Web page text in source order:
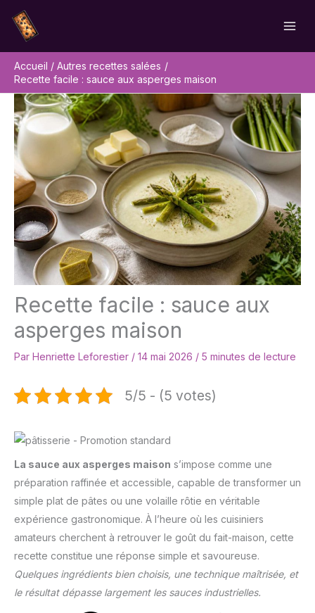
contenu
Accueil
Autres recettes salées
Recette facile : sauce aux asperges maison
Recette facile : sauce aux
asperges maison
Par Henriette Leforestier / 14 mai 2026 / 5 minutes de lecture
5/5 - (5 votes)
La sauce aux asperges maison s’impose comme une
préparation raffinée et accessible, capable de transformer un
simple plat de pâtes ou une volaille rôtie en véritable
expérience gastronomique. À l’heure où les cuisiniers
amateurs cherchent à retrouver le goût du fait-maison, cette
recette constitue une réponse simple et savoureuse.
Quelques ingrédients bien choisis, une technique maîtrisée, et
le résultat dépasse largement les sauces industrielles.
Rechercher